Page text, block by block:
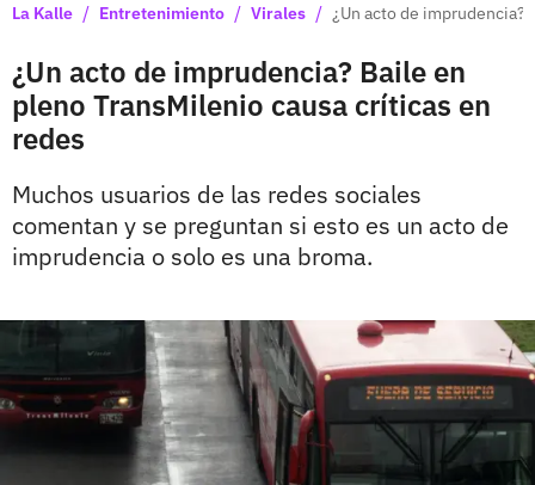
La Kalle / Entretenimiento / Virales / ¿Un acto de
¿Un acto de imprudencia? Baile en
pleno TransMilenio causa críticas en
redes
Muchos usuarios de las redes sociales
comentan y se preguntan si esto es un acto de
imprudencia o solo es una broma.